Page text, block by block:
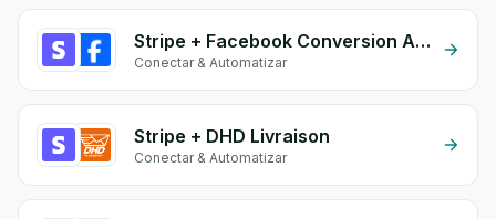
Stripe + Facebook Conversion API (CAPI)
Conectar & Automatizar
Stripe + DHD Livraison
Conectar & Automatizar